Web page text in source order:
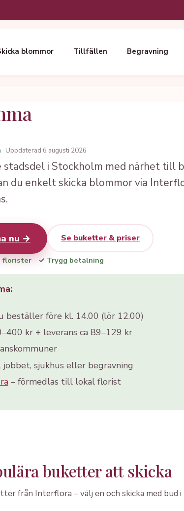
blommor Tillfällen Begravning
· Uppdaterad 6 augusti 2026
stadsdel i Stockholm med närhet till
du enkelt skicka blommor via
nu → Se buketter & priser
florister ✓ Trygg betalning
beställer före kl. 14.00 (lör 12.00)
kr + leverans ca 89–129 kr
sjukhus eller begravning
– förmedlas till lokal florist
buketter att skicka
från Interflora – välj en och skicka med bud i